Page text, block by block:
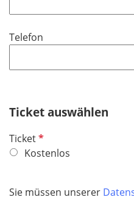
l
c
t
l
Telefon
Ticket auswählen
TicketP
f
Kostenlos
Sie müssen unserer